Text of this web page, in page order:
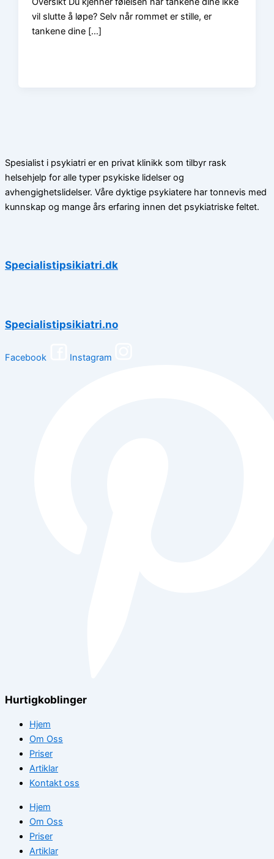
vil slutte å løpe? Selv når rommet er stille, er
tankene dine […]
Spesialist i psykiatri er en privat klinikk som tilbyr rask
helsehjelp for alle typer psykiske lidelser og
avhengighetslidelser. Våre dyktige psykiatere har tonnevis med
kunnskap og mange års erfaring innen det psykiatriske feltet.
Specialistipsikiatri.dk
Specialistipsikiatri.no
Facebook Instagram
Hurtigkoblinger
Hjem
Om Oss
Priser
Artiklar
Kontakt oss
Hjem
Om Oss
Priser
Artiklar